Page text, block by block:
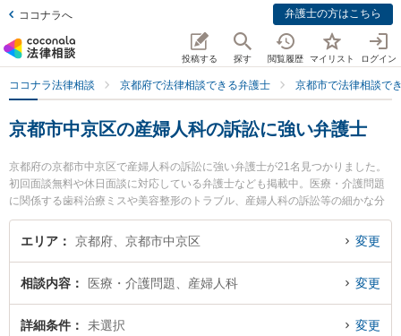
ココナラへ 弁護士の方はこちら
投稿する 探す 閲覧履歴 マイリスト ログイン
ココナラ法律相談 京都府で法律相談できる弁護士 京都市で法律相談で
京都市中京区の産婦人科の訴訟に強い弁護士
京都府の京都市中京区で産婦人科の訴訟に強い弁護士が21名見つかりました。
初回面談無料や休日面談に対応している弁護士なども掲載中。医療・介護問題
に関係する歯科治療ミスや美容整形のトラブル、産婦人科の訴訟等の細かな分
野での絞り込み検索もでき便利です。特にアクシス法律事務所の大澤 祐紀弁護
士や京都リレイズ法律事務所の豊山 博子弁護士、弁護士法人本江法律事務所 京
ブルを今すぐに弁護士に相談したい』『産婦人科の訴訟のトラブル解決の実績
豊富な近くの弁護士を検索したい』『初回相談無料で産婦人科の訴訟を法律相
談できる京都市中京区内の弁護士に相談予約したい』などでお困りの相談者さ
エリア 京都府、京都市中京区 変更
相談内容 医療・介護問題、産婦人科 変更
詳細条件 未選択 変更